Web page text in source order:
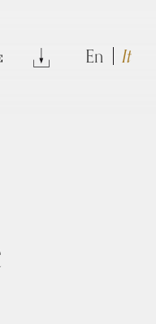
DOWNLOAD
En It